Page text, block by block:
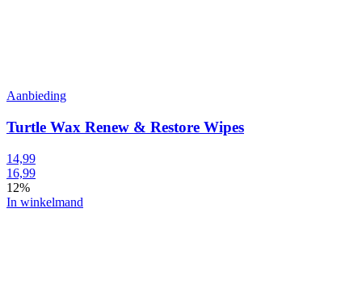
Aanbieding
Turtle Wax Renew & Restore Wipes
14,99
16,99
12%
In winkelmand